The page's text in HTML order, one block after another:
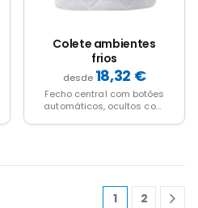
page
pageColete ambientes
frios
18,32 €
Fecho central com botões
automáticos, ocultos com
1 2